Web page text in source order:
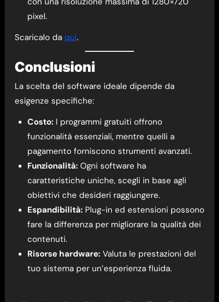
pixel.
Scaricalo da qui.
Conclusioni
La scelta del software ideale dipende da
esigenze specifiche:
Costo:I programmi gratuiti offrono
funzionalità essenziali, mentre quelli a
pagamento forniscono strumenti avanzati.
Funzionalità:Ogni software ha
caratteristiche uniche, scegli in base agli
obiettivi che desideri raggiungere.
Espandibilità:Plug-in ed estensioni possono
fare la differenza per migliorare la qualità dei
contenuti.
Risorse hardware:Valuta le prestazioni del
tuo sistema per un’esperienza fluida.